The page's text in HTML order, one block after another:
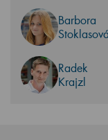
Barbora
Stoklasová
Radek
Krajzl